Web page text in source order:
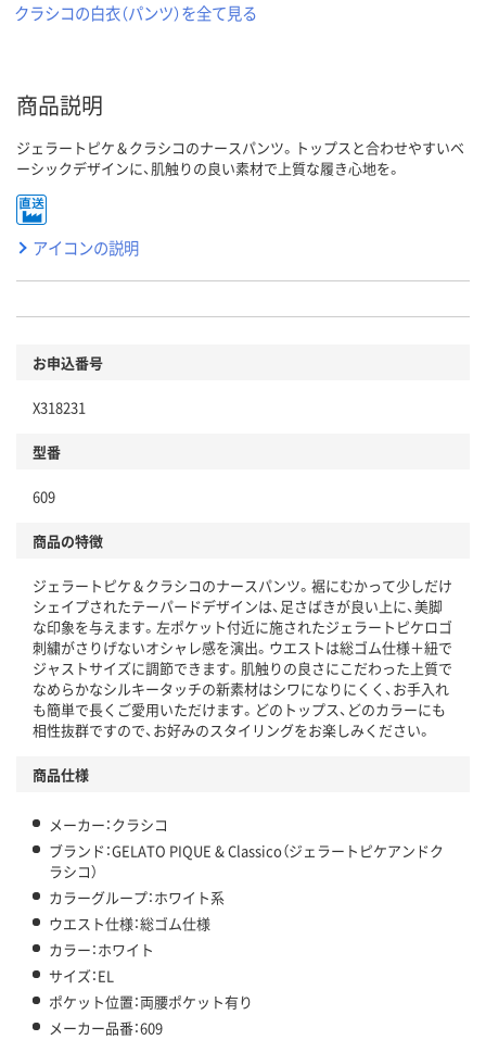
クラシコの白衣（パンツ）を全て見る
商品説明
ジェラートピケ＆クラシコのナースパンツ。トップスと合わせやすいベ
ーシックデザインに、肌触りの良い素材で上質な履き心地を。
アイコンの説明
お申込番号
X318231
型番
609
商品の特徴
ジェラートピケ＆クラシコのナースパンツ。裾にむかって少しだけ
シェイプされたテーパードデザインは、足さばきが良い上に、美脚
な印象を与えます。左ポケット付近に施されたジェラートピケロゴ
刺繍がさりげないオシャレ感を演出。ウエストは総ゴム仕様＋紐で
ジャストサイズに調節できます。肌触りの良さにこだわった上質で
なめらかなシルキータッチの新素材はシワになりにくく、お手入れ
も簡単で長くご愛用いただけます。どのトップス、どのカラーにも
相性抜群ですので、お好みのスタイリングをお楽しみください。
商品仕様
メーカー：クラシコ
ブランド：GELATO PIQUE & Classico（ジェラートピケアンドク
ラシコ）
カラーグループ：ホワイト系
ウエスト仕様：総ゴム仕様
カラー：ホワイト
サイズ：EL
ポケット位置：両腰ポケット有り
メーカー品番：609